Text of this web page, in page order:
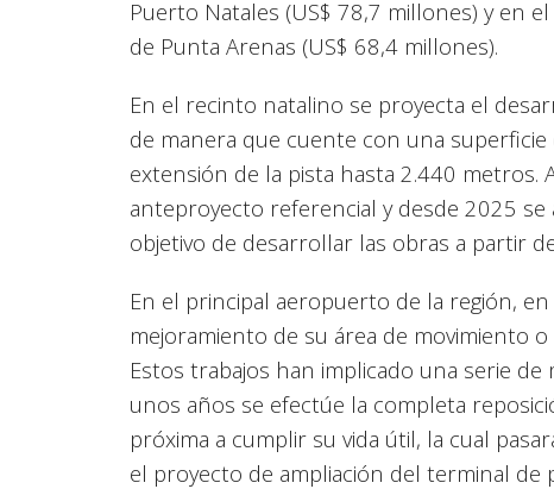
Puerto Natales (US$ 78,7 millones) y en
de Punta Arenas (US$ 68,4 millones).
En el recinto natalino se proyecta el
de manera que cuente con una
extensión de la pista hasta 2.440
anteproyecto referencial y desde 2025
objetivo de desarrollar las obras a partir
En el principal aeropuerto de la región,
mejoramiento de su área de movimiento
Estos trabajos han implicado una serie
unos años se efectúe la completa
próxima a cumplir su vida útil, la cual
el proyecto de ampliación del terminal de